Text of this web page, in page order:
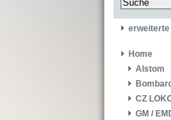
erweiterte
Home
Alstom
CZ
GM /